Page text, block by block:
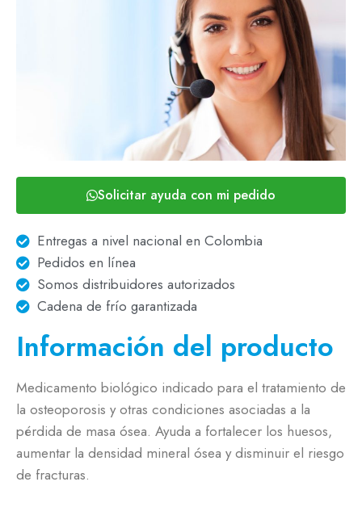
Solicitar ayuda con mi pedido
Entregas a nivel nacional en Colombia
Pedidos en línea
Somos distribuidores autorizados
Cadena de frío garantizada
Información del producto
Medicamento biológico indicado para el tratamiento de
la osteoporosis y otras condiciones asociadas a la
pérdida de masa ósea. Ayuda a fortalecer los huesos,
aumentar la densidad mineral ósea y disminuir el riesgo
de fracturas.